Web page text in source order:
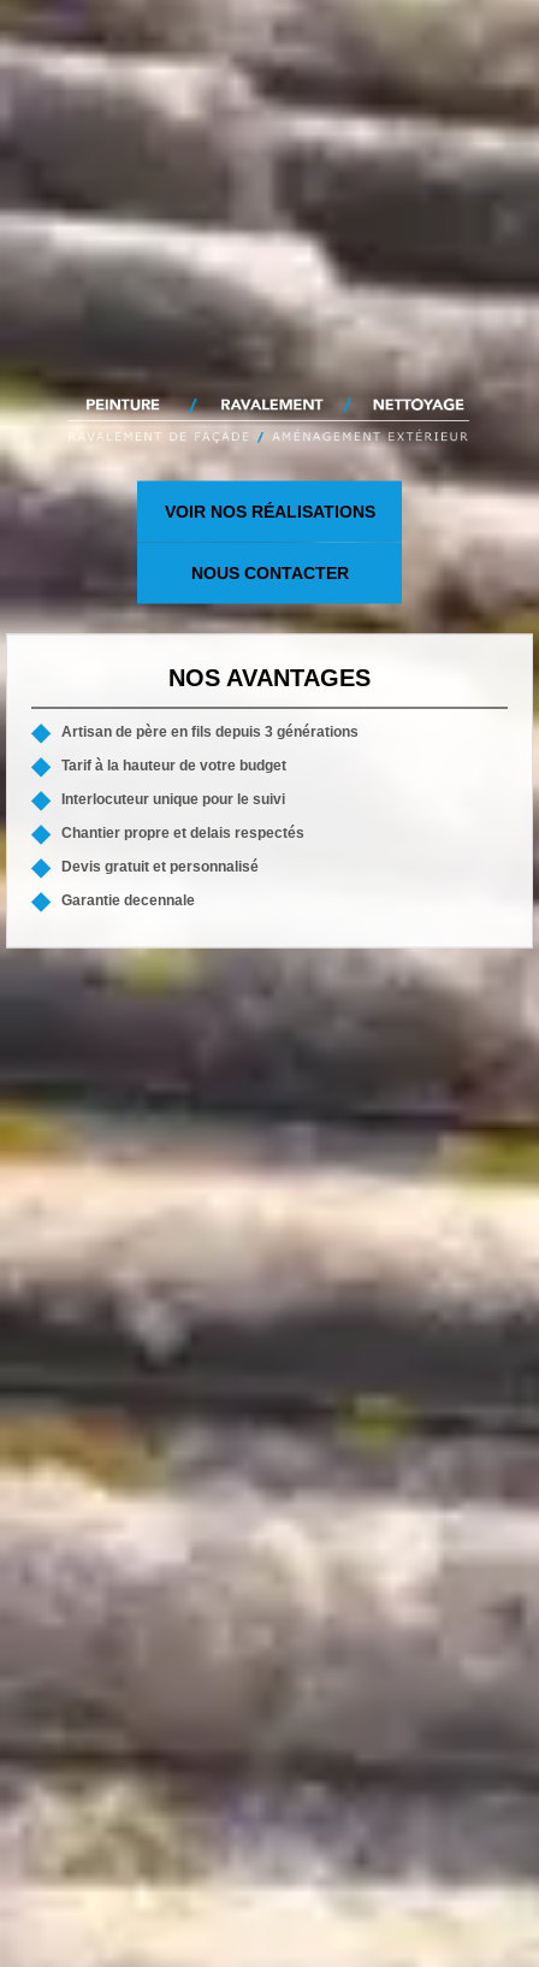
VOIR NOS RÉALISATIONS
NOUS CONTACTER
NOS AVANTAGES
Artisan de père en fils depuis 3 générations
Tarif à la hauteur de votre budget
Interlocuteur unique pour le suivi
Chantier propre et delais respectés
Devis gratuit et personnalisé
Garantie decennale